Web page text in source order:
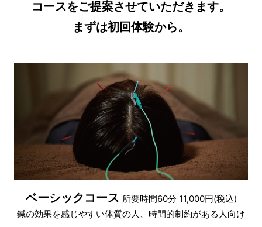
コースをご提案させていただきます。
まずは初回体験から。
ベーシックコース 所要時間60分 11,000円(税込)
鍼の効果を感じやすい体質の人、時間的制約がある人向け